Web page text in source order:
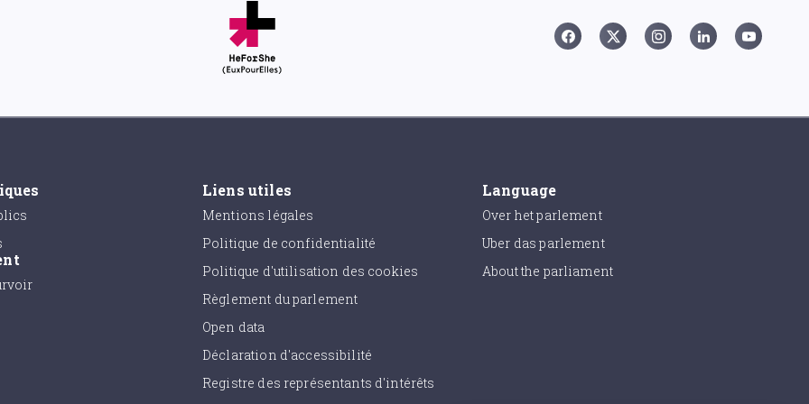
Liens utiles
Mentions légales
Politique de confidentialité
Politique d'utilisation des cookies
Règlement du parlement
Open data
Déclaration d'accessibilité
Registre des représentants d'intérêts
Language
Over het parlement
Uber das parlement
About the parliament